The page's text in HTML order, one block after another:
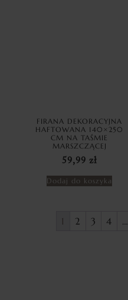
FIRANA DEKORACYJNA
HAFTOWANA 140×250
CM NA TAŚMIE
MARSZCZĄCEJ
59,99 zł
Dodaj do koszyka
1 2 3 4 …